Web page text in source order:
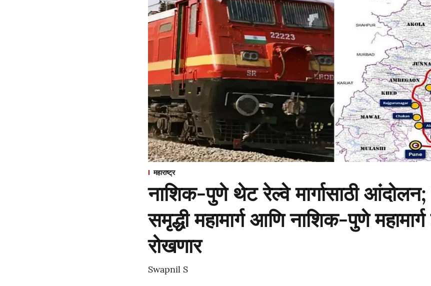
महाराष्ट्र
नाशिक-पुणे थेट रेल्वे मार्गासाठी
समृद्धी महामार्ग आणि नाशिक-पुणे
रोखणार
Swapnil S